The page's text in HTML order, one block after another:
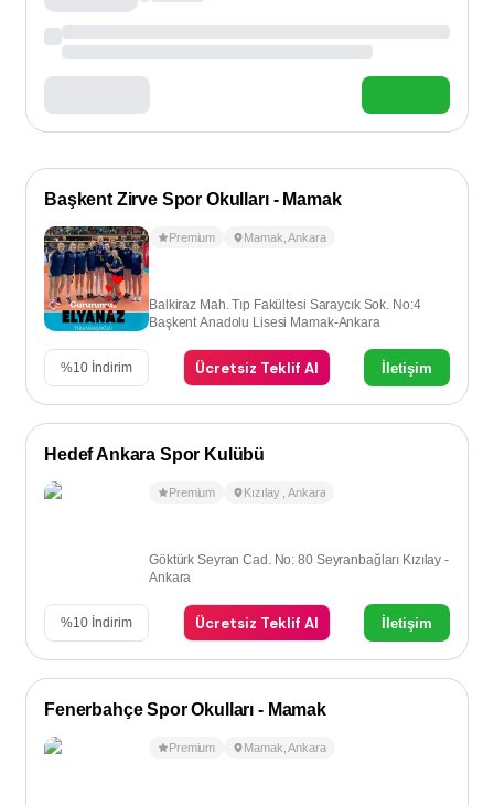
Başkent Zirve Spor Okulları - Mamak
Premium Mamak ,Ankara
Balkiraz Mah. Tıp Fakültesi Saraycık Sok. No:4
Başkent Anadolu Lisesi Mamak-Ankara
%10 İndirim Ücretsiz Teklif Al İletişim
Hedef Ankara Spor Kulübü
Premium Kızılay ,Ankara
Göktürk Seyran Cad. No: 80 Seyranbağları Kızılay -
Ankara
%10 İndirim Ücretsiz Teklif Al İletişim
Fenerbahçe Spor Okulları - Mamak
Premium Mamak ,Ankara